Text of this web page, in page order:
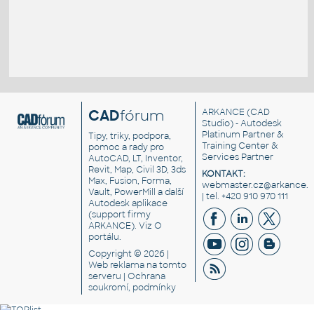
CADfórum
Tipy, triky, podpora,
pomoc a rady pro
AutoCAD, LT, Inventor,
Revit, Map, Civil 3D, 3ds
Max, Fusion, Forma,
Vault, PowerMill a další
Autodesk aplikace
(support firmy
ARKANCE). VizO
portálu.
Copyright © 2026 |
Web reklama na tomto
serveru |Ochrana
soukromí, podmínky
ARKANCE (CAD
Studio) - Autodesk
Platinum Partner &
Training Center &
Services Partner
KONTAKT:
| tel. +420 910 970 111